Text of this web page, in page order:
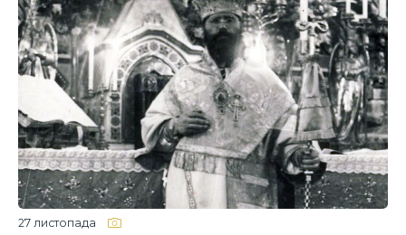
27 листопада